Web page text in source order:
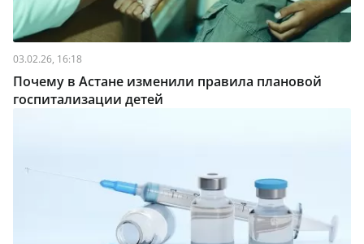
03.02.26, 16:18
Почему в Астане изменили правила плановой
госпитализации детей